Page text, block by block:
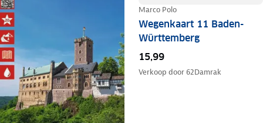
Marco Polo
Wegenkaart 11 Baden-
Württemberg
15,99
Verkoop door 62Damrak